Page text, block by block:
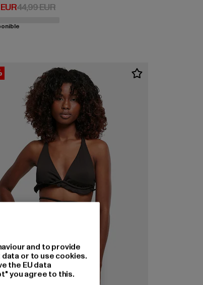
18,00 EUR
44,99 EURPrix en promotion: 44,99 EUR
and to provide
or to use cookies.
the EU data
you agree to this.